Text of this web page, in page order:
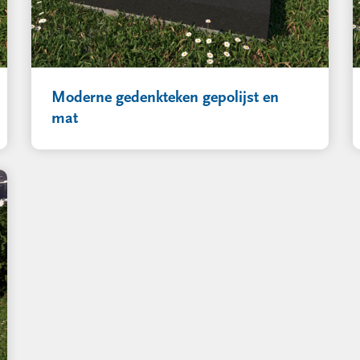
Moderne gedenkteken gepolijst en
mat